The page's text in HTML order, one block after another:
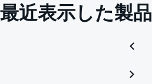
最近表示した製品